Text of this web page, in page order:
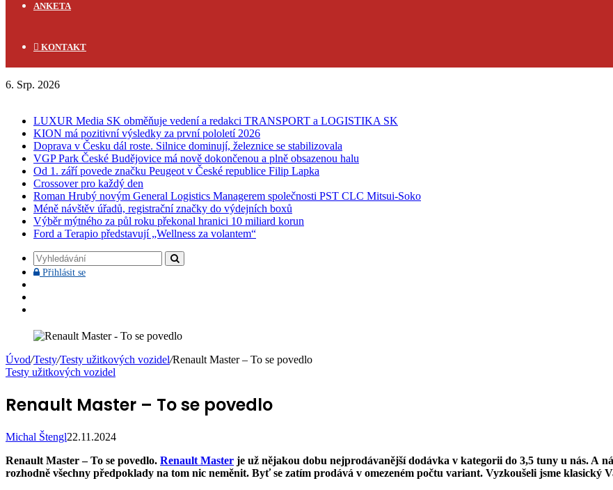
ANKETA
KONTAKT
6. Srp. 2026
LUXUR Media SK obměňuje vedení a redakci TRANSPORT a LOGISTIKA SK
KION má pozitivní výsledky za první pololetí 2026
Doprava v Česku dál roste. Silnice dominují, železnice se stabilizovala
VGP Park České Budějovice má nově dokončenou a plně obsazenou halu
Od 1. září povede značku Peugeot v České republice Filip Lapka
Crossover pro každý den
Roman Hrubý novým General Logistics Managerem společnosti PST CLC Mitsui-Soko
Méně návštěv úřadů, registrační značky do výdejních boxů
Výběr mýtného za půl roku překonal hranici 10 miliard korun
Ford a Terapio představují „Wellness za volantem“
Vyhledávání
Přihlásit sePřihlásit
Úvod/Testy/Testy užitkových vozidel/Renault Master – To se povedlo
Testy užitkových vozidel
Renault Master – To se povedlo
Michal Štengl22.11.2024
Renault Master – To se povedlo. Renault Master je už nějakou dobu nejprodávanější dodávka v kategorii do 3,5 tuny u nás. A
rozhodně všechny předpoklady na tom nic neměnit. Byť se zatím prodává v omezeném počtu variant. Vyzkoušeli jsme klasický